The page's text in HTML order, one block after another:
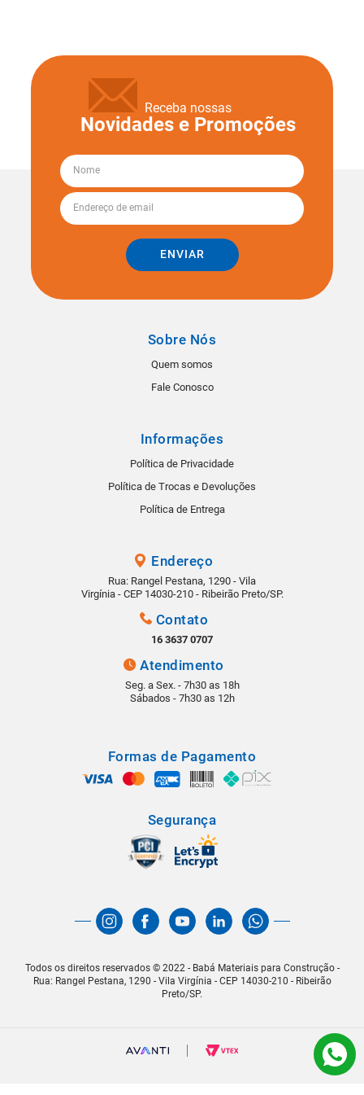
Receba nossas
Novidades e Promoções
ENVIAR
Sobre Nós
Quem somos
Fale Conosco
Informações
Política de Privacidade
Política de Trocas e Devoluções
Política de Entrega
Endereço
Rua: Rangel Pestana, 1290 - Vila
Virgínia - CEP 14030-210 - Ribeirão Preto/SP.
Contato
16 3637 0707
Atendimento
Seg. a Sex. - 7h30 as 18h
Sábados - 7h30 as 12h
Formas de Pagamento
Segurança
Todos os direitos reservados © 2022 - Babá Materiais para Construção -
Rua: Rangel Pestana, 1290 - Vila Virgínia - CEP 14030-210 - Ribeirão
Preto/SP.